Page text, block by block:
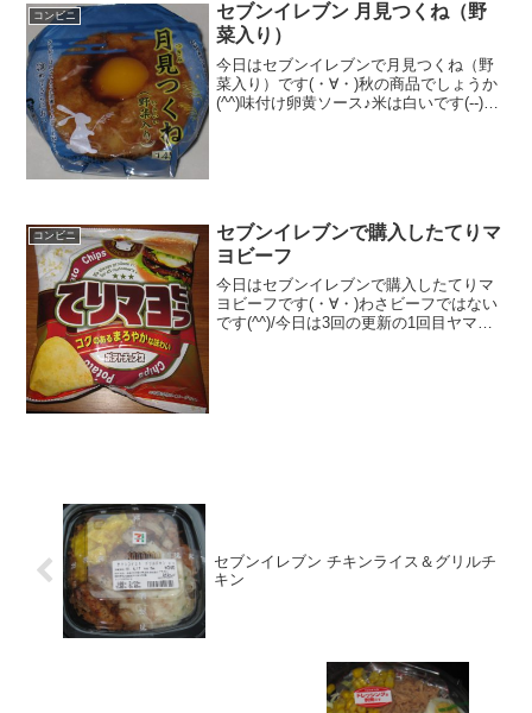
コンビニ
セブンイレブン 月見つくね（野
菜入り）
今日はセブンイレブンで月見つくね（野
菜入り）です(・∀・)秋の商品でしょうか
(^^)味付け卵黄ソース♪米は白いです(--)食
コンビニ
セブンイレブンで購入したてりマ
ヨビーフ
今日はセブンイレブンで購入したてりマ
ヨビーフです(・∀・)わさビーフではない
です(^^)/今日は3回の更新の1回目ヤマヨ
セブンイレブン チキンライス＆グリルチ
キン